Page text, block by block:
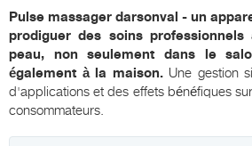
Pulse massager darsonval - un
prodiguer des soins
peau, non seulement dans le
également à la maison.Une gestion
d'applications et des effets bénéfiques
consommateurs.